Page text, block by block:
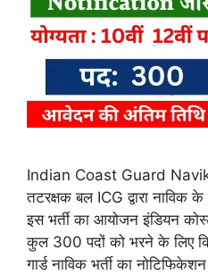
Indian Coast Guard
तटरक्षक बल ICG द्वारा नाविक के
इस भर्ती का आयोजन इंडियन
कुल 300 पदों को भरने के लिए
गार्ड नाविक भर्ती का